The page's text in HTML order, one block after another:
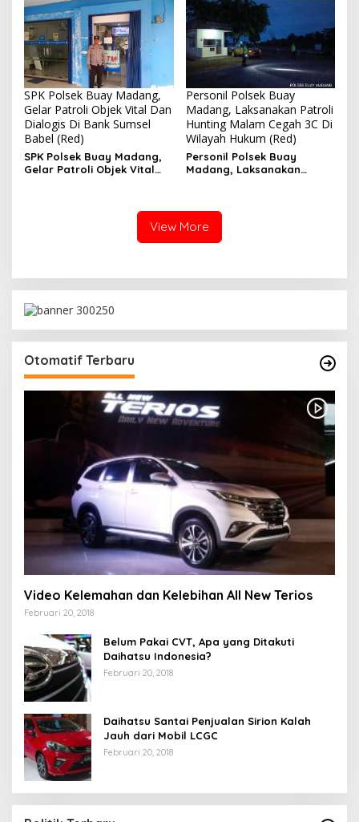
Desa Aman Jaya
SPK Polsek Buay Madang,
Gelar Patroli Objek Vital Dan
Dialogis Di Bank Sumsel
Babel (Red)
SPK Polsek Buay Madang,
Gelar Patroli Objek Vital
Personil Polsek Buay
Madang, Laksanakan Patroli
Hunting Malam Cegah 3C Di
Wilayah Hukum (Red)
Personil Polsek Buay
Madang, Laksanakan
View More
Otomatif Terbaru
Video Kelemahan dan Kelebihan All New Terios
Februari 20, 2018
Belum Pakai CVT, Apa yang Ditakuti
Daihatsu Indonesia?
Februari 20, 2018
Daihatsu Santai Penjualan Sirion Kalah
Jauh dari Mobil LCGC
Februari 20, 2018